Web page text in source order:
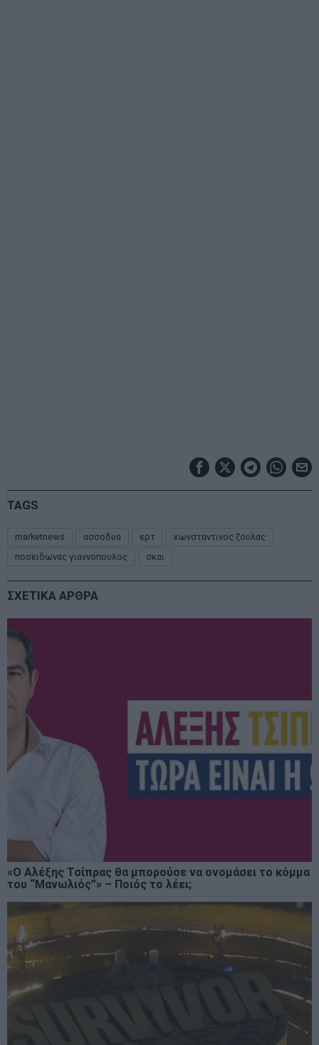
TAGS
marketnews ασσοδυα ερτ
κωνσταντινος ζουλας
ποσειδωνας γιαννοπουλος
σκαι
ΣΧΕΤΙΚΑ ΑΡΘΡΑ
«Ο Αλέξης Τσίπρας θα μπορούσε να ονομάσει το κόμμα
του “Μανωλιός”» – Ποιός το λέει;